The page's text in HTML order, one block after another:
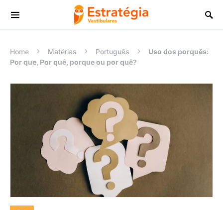
Procurar:
Home Matérias Português
Uso dos porquês:
Por que, Por quê, porque ou por quê?